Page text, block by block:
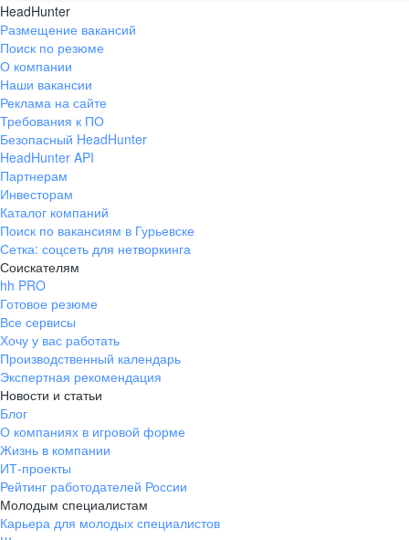
HeadHunter
Размещение вакансий
Поиск по резюме
О компании
Наши вакансии
Реклама на сайте
Требования к ПО
Безопасный HeadHunter
HeadHunter API
Партнерам
Инвесторам
Каталог компаний
Поиск по вакансиям в Гурьевске
Сетка: соцсеть для нетворкинга
Соискателям
hh PRO
Готовое резюме
Все сервисы
Хочу у вас работать
Производственный календарь
Экспертная рекомендация
Новости и статьи
Блог
О компаниях в игровой форме
Жизнь в компании
ИТ-проекты
Рейтинг работодателей России
Молодым специалистам
Карьера для молодых специалистов